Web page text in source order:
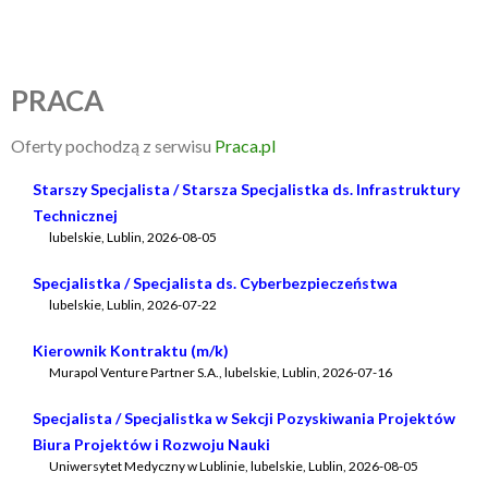
PRACA
Oferty pochodzą z serwisu Praca.pl
Starszy Specjalista / Starsza Specjalistka ds. Infrastruktury
Technicznej
lubelskie, Lublin 2026-08-05
Specjalistka / Specjalista ds. Cyberbezpieczeństwa
lubelskie, Lublin 2026-07-22
Kierownik Kontraktu (m/k)
Murapol Venture Partner S.A. lubelskie, Lublin 2026-07-16
Specjalista / Specjalistka w Sekcji Pozyskiwania Projektów
Biura Projektów i Rozwoju Nauki
Uniwersytet Medyczny w Lublinie lubelskie, Lublin 2026-08-05